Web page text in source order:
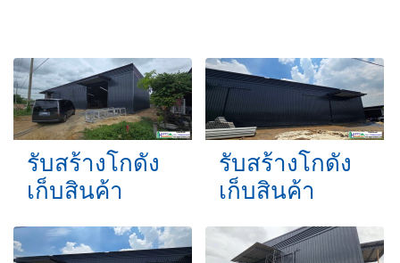
รับสร้างโกดัง
เก็บสินค้า
รับสร้างโกดัง
เก็บสินค้า